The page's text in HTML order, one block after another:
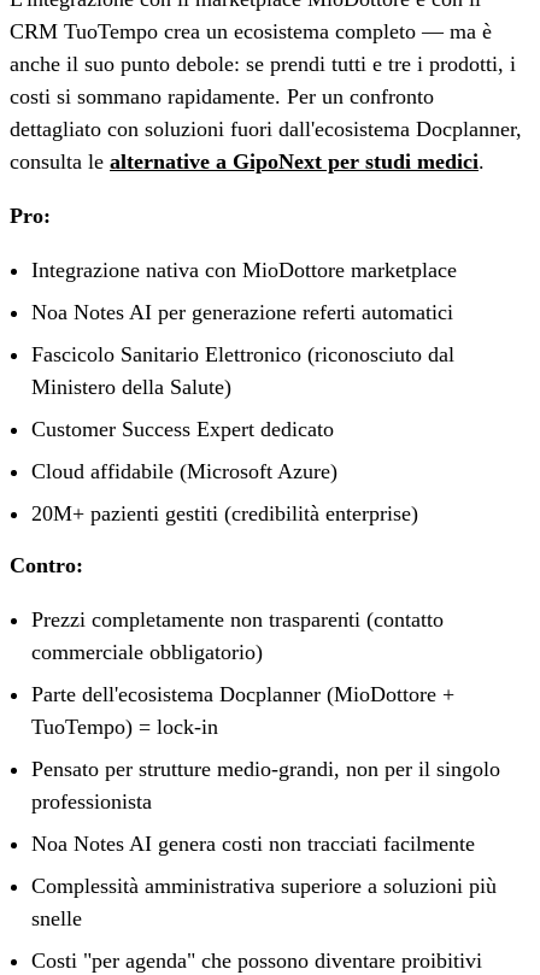
CRM TuoTempo crea un ecosistema completo — ma è
anche il suo punto debole: se prendi tutti e tre i prodotti, i
costi si sommano rapidamente. Per un confronto
dettagliato con soluzioni fuori dall'ecosistema Docplanner,
consulta le alternative a GipoNext per studi medici.
Pro:
Integrazione nativa con MioDottore marketplace
Noa Notes AI per generazione referti automatici
Fascicolo Sanitario Elettronico (riconosciuto dal
Ministero della Salute)
Customer Success Expert dedicato
Cloud affidabile (Microsoft Azure)
20M+ pazienti gestiti (credibilità enterprise)
Contro:
Prezzi completamente non trasparenti (contatto
commerciale obbligatorio)
Parte dell'ecosistema Docplanner (MioDottore +
TuoTempo) = lock-in
Pensato per strutture medio-grandi, non per il singolo
professionista
Noa Notes AI genera costi non tracciati facilmente
Complessità amministrativa superiore a soluzioni più
snelle
Costi "per agenda" che possono diventare proibitivi